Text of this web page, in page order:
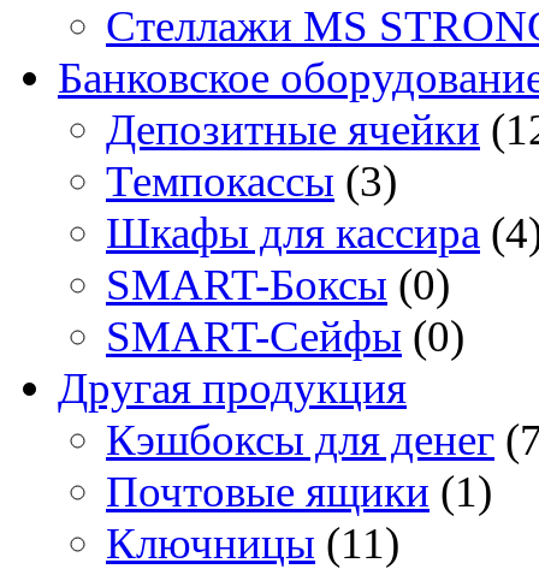
Стеллажи MS
Банковское
Депозитные ячейки
Темпокассы (3)
Шкафы для кассира
SMART-Боксы (0)
SMART-Сейфы (0)
Другая продукция
Кэшбоксы для денег
Почтовые ящики (1)
Ключницы (11)